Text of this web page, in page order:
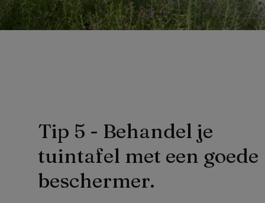
Tip 5 - Behandel je
tuintafel met een goede
beschermer.